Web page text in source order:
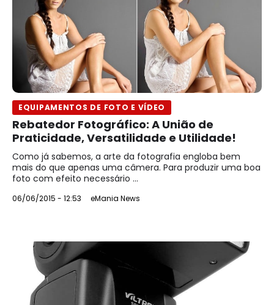
EQUIPAMENTOS DE FOTO E VÍDEO
Rebatedor Fotográfico: A União de
Praticidade, Versatilidade e Utilidade!
Como já sabemos, a arte da fotografia engloba bem
mais do que apenas uma câmera. Para produzir uma boa
foto com efeito necessário ...
06/06/2015 - 12:53 eMania News